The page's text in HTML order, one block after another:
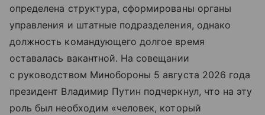
определена структура, сформированы органы
управления и штатные подразделения, однако
должность командующего долгое время
оставалась вакантной. На совещании
с руководством Минобороны 5 августа 2026 года
президент Владимир Путин подчеркнул, что на эту
роль был необходим «человек, который